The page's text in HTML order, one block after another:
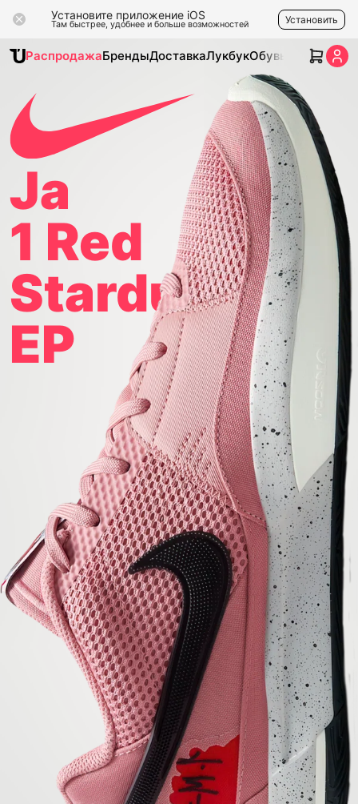
Установите приложение iOS
Там быстрее, удобнее и больше возможностей Установить
РаспродажаБрендыДоставкаЛукбукОбувь Одежда
Ja
1 Red
Stardust
EP